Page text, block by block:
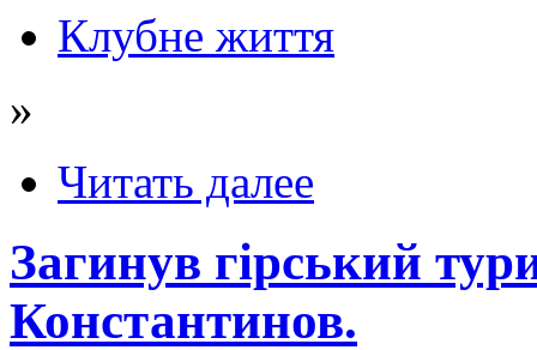
Клубне життя
»
Читать далее
Загинув гірський
Константинов.